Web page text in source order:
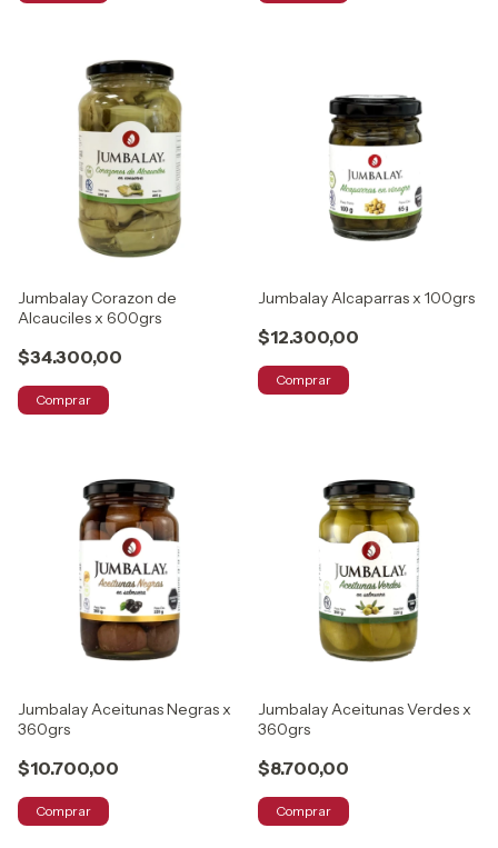
Jumbalay Corazon de
Alcauciles x 600grs
$34.300,00
Comprar
Jumbalay Alcaparras x 100grs
$12.300,00
Comprar
Jumbalay Aceitunas Negras x
360grs
$10.700,00
Comprar
Jumbalay Aceitunas Verdes x
360grs
$8.700,00
Comprar